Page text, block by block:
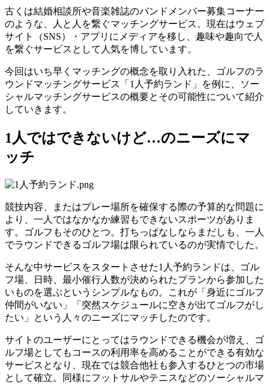
古くは結婚相談所や音楽雑誌のバンドメンバー募集コーナー
のような、人と人を繋ぐマッチングサービス。現在はウェブ
サイト（SNS）・アプリにメディアを移し、趣味や趣向で人
を繋ぐサービスとして人気を博しています。
今回はいち早くマッチングの概念を取り入れた、ゴルフのラ
ウンドマッチングサービス「1人予約ランド」を例に、ソー
シャルマッチングサービスの概要とその可能性について紹介
していきます。
1人ではできないけど…のニーズにマ
ッチ
競技内容、またはプレー場所を確保する際の予算的な問題に
より、一人ではなかなか練習もできないスポーツがありま
す。ゴルフもそのひとつ。打ちっぱなしならまだしも、一人
でラウンドできるゴルフ場は限られているのが実情でした。
そんな中サービスをスタートさせた1人予約ランドは、ゴル
フ場、日時、最小催行人数が決められたプランから参加した
いものを選ぶというシンプルなもの。これが「身近にゴルフ
仲間がいない」「突然スケジュールに空きが出てゴルフがし
たい」という人々のニーズにマッチしたのです。
サイトのユーザーにとってはラウンドできる機会が増え、ゴ
ルフ場としてもコースの利用率を高めることができる有効な
サービスとなり、現在では競合他社も参入するひとつの市場
として確立。同様にフットサルやテニスなどのソーシャルマ